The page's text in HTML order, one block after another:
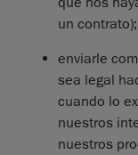
un contrato);
enviarle
sea legal
cuando lo
nuestros
nuestros